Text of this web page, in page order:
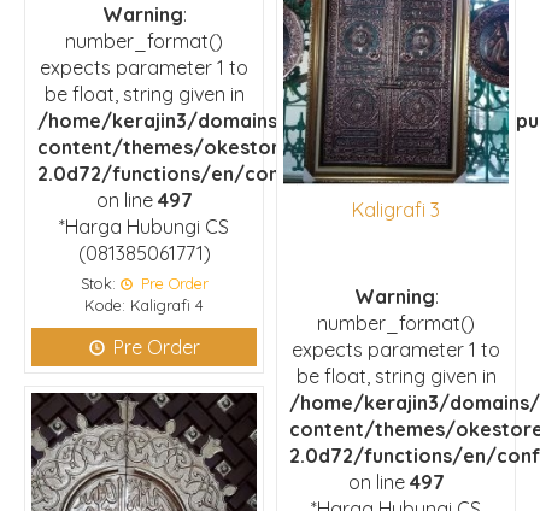
Warning:
number_format()
expects parameter 1 to
be float, string given in
/home/kerajin3/domains/kerajinankuningan.com/
content/themes/okestore-
2.0d72/functions/en/configuration.php
on line 497
*Harga Hubungi CS
(081385061771)
Stok:
Pre Order
Kode: Kaligrafi 4
Pre Order
Kaligrafi 3
Warning:
number_format()
expects parameter 1 to
be float, string given in
/home/kerajin3/
content/themes/
2.0d72/functions/en/
on line 497